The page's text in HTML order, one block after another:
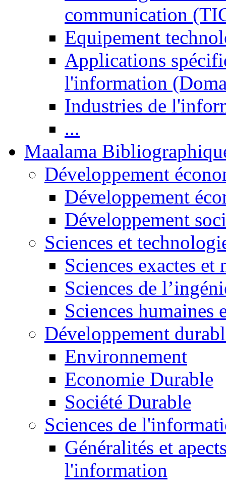
communication
Equipement
Applications
l'information
Industries de
...
Maalama
Développement
Développement
Développement
Sciences et
Sciences exactes et
Sciences de
Sciences humaines
Développement
Environnement
Economie Durable
Société Durable
Sciences de
Généralités et
l'information